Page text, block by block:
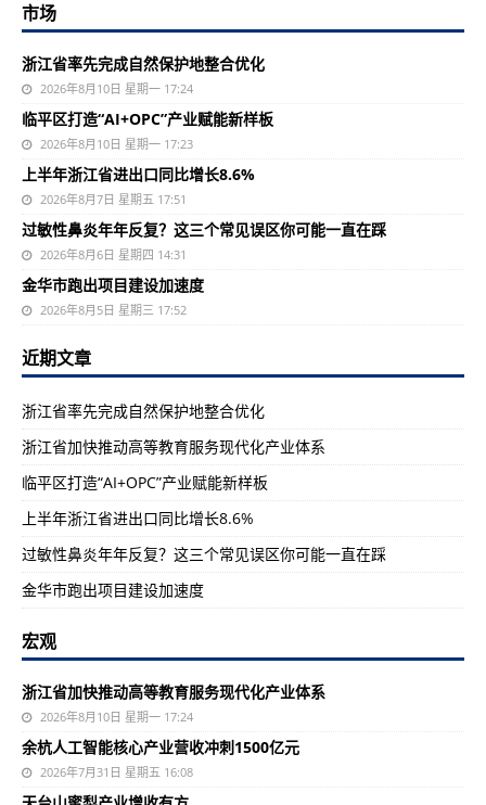
市场
浙江省率先完成自然保护地整合优化
2026年8月10日 星期一 17:24
临平区打造“AI+OPC”产业赋能新样板
2026年8月10日 星期一 17:23
上半年浙江省进出口同比增长8.6%
2026年8月7日 星期五 17:51
过敏性鼻炎年年反复？这三个常见误区你可能一直在踩
2026年8月6日 星期四 14:31
金华市跑出项目建设加速度
2026年8月5日 星期三 17:52
近期文章
浙江省率先完成自然保护地整合优化
浙江省加快推动高等教育服务现代化产业体系
临平区打造“AI+OPC”产业赋能新样板
上半年浙江省进出口同比增长8.6%
过敏性鼻炎年年反复？这三个常见误区你可能一直在踩
金华市跑出项目建设加速度
宏观
浙江省加快推动高等教育服务现代化产业体系
2026年8月10日 星期一 17:24
余杭人工智能核心产业营收冲刺1500亿元
2026年7月31日 星期五 16:08